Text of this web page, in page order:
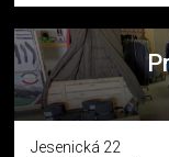
Jesenická 22